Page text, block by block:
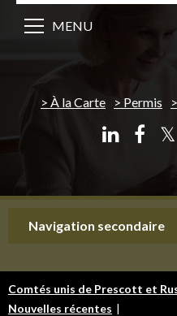
À la Carte Permis
𝕏
MENU
Navigation secondaire
Comtés unis de Prescott et
Nouvelles récentes |